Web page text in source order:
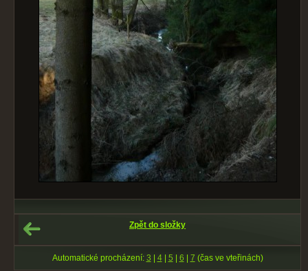
Zpět do složky
Automatické procházení: 3 4| 5 6 7 (čas ve vteřinách)